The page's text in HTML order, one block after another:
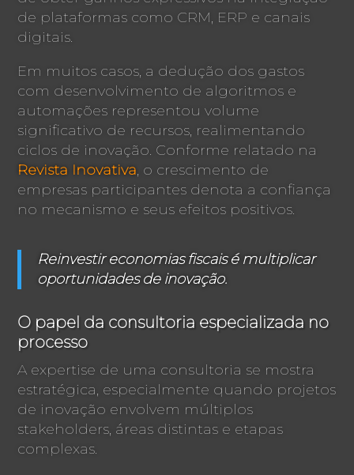
de plataformas como CRM, ERP e canais
digitais.
Em muitos casos, a dedução dos gastos
com desenvolvimento de algoritmos e
automações representou volume
significativo de recursos, realimentando
ciclos de inovação. Conforme relatado na
Revista Inovativa, o crescimento de
empresas participantes denota a confiança
no mecanismo e seus efeitos positivos.
Reinvestir economias fiscais é multiplicar
oportunidades de inovação.
O papel da consultoria especializada no
processo
A expertise de uma consultoria se mostra
estratégica, especialmente quando projetos
de inovação envolvem múltiplos
stakeholders, áreas distintas e etapas
complexas.